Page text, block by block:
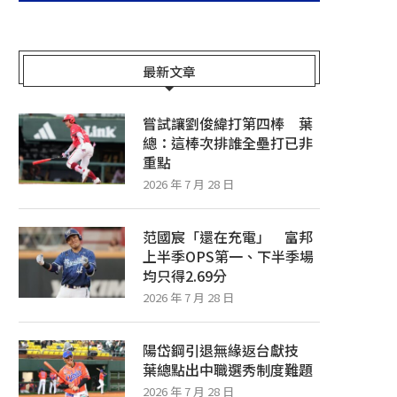
最新文章
嘗試讓劉俊緯打第四棒 葉
總：這棒次排誰全壘打已非
重點
2026 年 7 月 28 日
范國宸「還在充電」 富邦
上半季OPS第一、下半季場
均只得2.69分
2026 年 7 月 28 日
陽岱鋼引退無緣返台獻技
葉總點出中職選秀制度難題
2026 年 7 月 28 日